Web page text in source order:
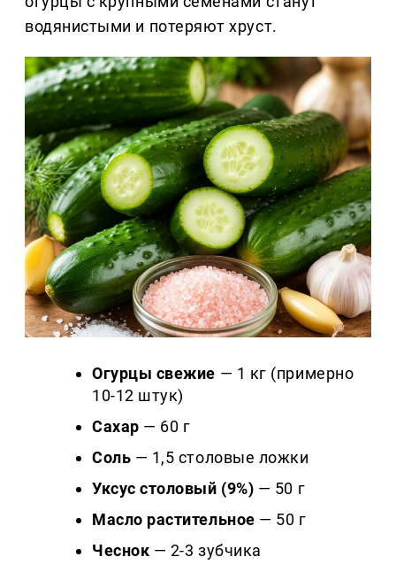
водянистыми и потеряют хруст.
Огурцы свежие — 1 кг (примерно
10-12 штук)
Сахар — 60 г
Соль — 1,5 столовые ложки
Уксус столовый (9%) — 50 г
Масло растительное — 50 г
Чеснок — 2-3 зубчика